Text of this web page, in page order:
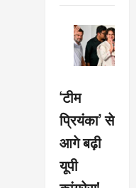
‘टीम
प्रियंका’ से
आगे बढ़ी
यूपी